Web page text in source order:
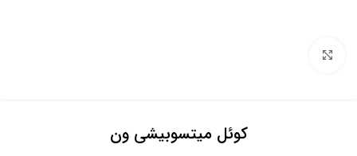
کوئل میتسوبیشی ون